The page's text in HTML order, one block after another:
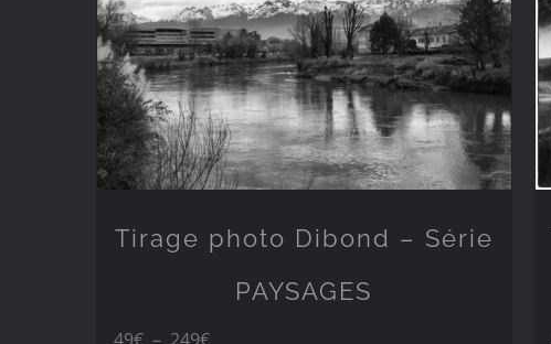
Tirage photo Dibond – Série
PAYSAGES
Plage